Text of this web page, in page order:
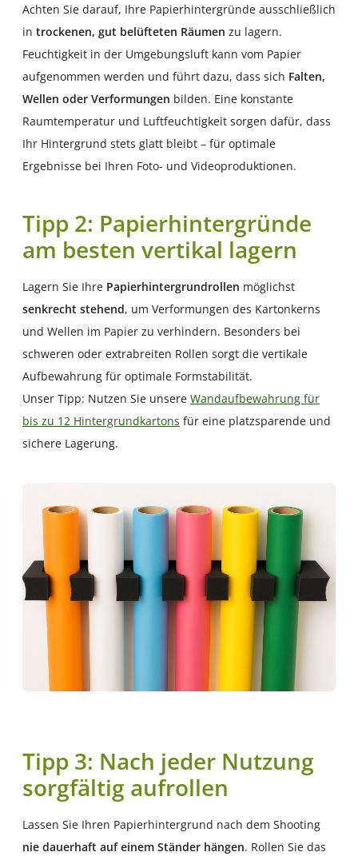
Achten Sie darauf, Ihre Papierhintergründe ausschließlich
in trockenen, gut belüfteten Räumen zu lagern.
Feuchtigkeit in der Umgebungsluft kann vom Papier
aufgenommen werden und führt dazu, dass sich Falten,
Wellen oder Verformungen bilden. Eine konstante
Raumtemperatur und Luftfeuchtigkeit sorgen dafür, dass
Ihr Hintergrund stets glatt bleibt – für optimale
Ergebnisse bei Ihren Foto- und Videoproduktionen.
Tipp 2: Papierhintergründe
am besten vertikal lagern
Lagern Sie Ihre Papierhintergrundrollen möglichst
senkrecht stehend, um Verformungen des Kartonkerns
und Wellen im Papier zu verhindern. Besonders bei
schweren oder extrabreiten Rollen sorgt die vertikale
Aufbewahrung für optimale Formstabilität.
Unser Tipp: Nutzen Sie unsere Wandaufbewahrung für
bis zu 12 Hintergrundkartons für eine platzsparende und
sichere Lagerung.
Tipp 3: Nach jeder Nutzung
sorgfältig aufrollen
Lassen Sie Ihren Papierhintergrund nach dem Shooting
nie dauerhaft auf einem Ständer hängen. Rollen Sie das